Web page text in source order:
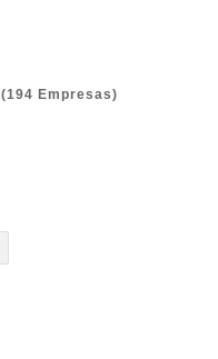
(194 Empresas)